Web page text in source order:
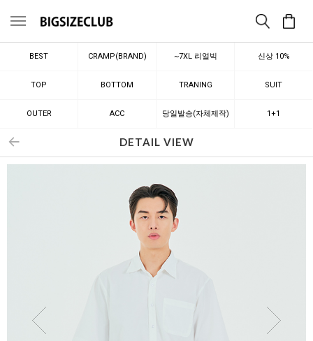
메뉴
BEST CRAMP(BRAND) ~7XL 리얼빅 신상 10%
TOP BOTTOM TRANING SUIT
OUTER ACC 당일발송(자체제작) 1+1
DETAIL VIEW